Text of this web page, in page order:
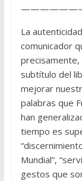
La
comunicador
subtítulo del
mejorar
palabras que
han
tiempo es
Mundial”,
gestos que